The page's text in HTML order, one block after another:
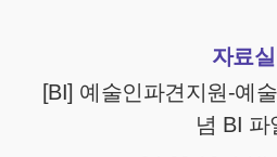
자료실
[BI] 예술인파견지원-예
념 BI 파